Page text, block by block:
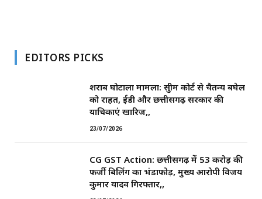
EDITORS PICKS
शराब घोटाला मामला: सुप्रीम कोर्ट से चैतन्य बघेल
को राहत, ईडी और छत्तीसगढ़ सरकार की
याचिकाएं खारिज,,
23/07/2026
CG GST Action: छत्तीसगढ़ में 53 करोड़ की
फर्जी बिलिंग का भंडाफोड़, मुख्य आरोपी विजय
कुमार यादव गिरफ्तार,,